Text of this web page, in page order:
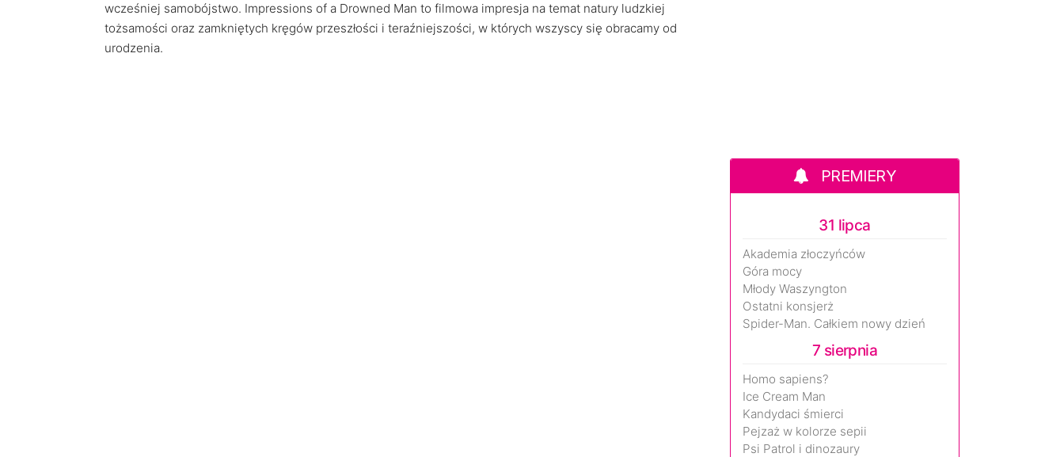
wcześniej samobójstwo. Impressions of a Drowned Man to filmowa impresja na temat natury ludzkiej
tożsamości oraz zamkniętych kręgów przeszłości i teraźniejszości, w których wszyscy się obracamy od
urodzenia.
PREMIERY
31 lipca
Akademia złoczyńców
Góra mocy
Młody Waszyngton
Ostatni konsjerż
Spider-Man. Całkiem nowy dzień
7 sierpnia
Homo sapiens?
Ice Cream Man
Kandydaci śmierci
Pejzaż w kolorze sepii
Psi Patrol i dinozaury